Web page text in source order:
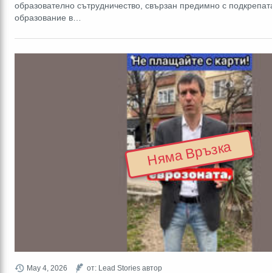
образователно сътрудничество, свързан предимно с
образование в…
May 4, 2026 от: Lead Stories автор
Няма Връзка